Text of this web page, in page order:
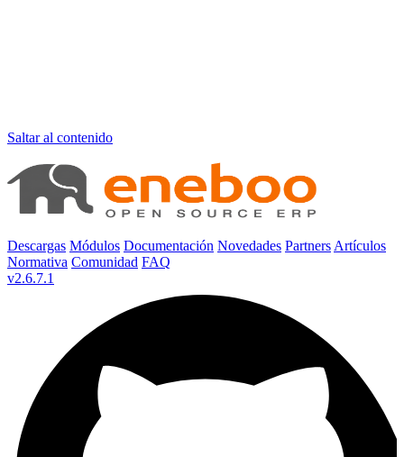
Saltar al contenido
Descargas Módulos Documentación Novedades Partners Artículos
Normativa Comunidad FAQ
v2.6.7.1